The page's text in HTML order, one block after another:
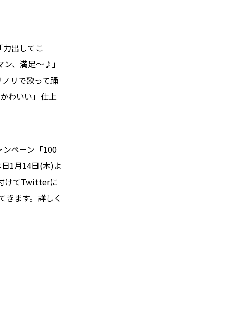
出してこ
、満足～♪」
リで歌って踊
わいい」仕上
ペーン「100
1月14日(木)よ
けてTwitterに
ます。詳しく